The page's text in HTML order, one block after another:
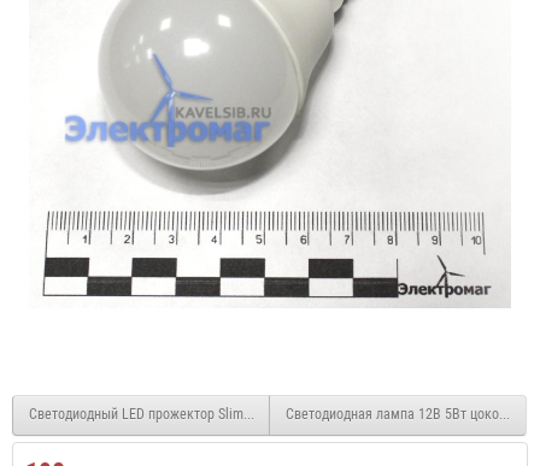
Светодиодный LED прожектор Slim Sip-FL-SMD-10W 10Вт 12В с датчиком движения
Светодиодная лампа 12В 5Вт цоколь